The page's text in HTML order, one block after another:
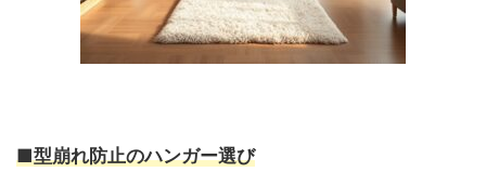
■型崩れ防止のハンガー選び